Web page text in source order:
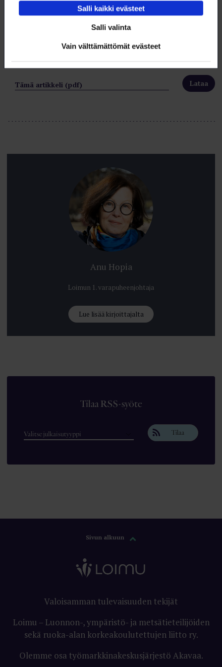
Salli kaikki evästeet
Salli valinta
Vain välttämättömät evästeet
Tämä artikkeli (pdf)
Anu Hopia
Loimun 1. varapuheenjohtaja
Lue lisää kirjoittajalta
Tilaa RSS-syöte
Tilaa
Sivun alkuun
Valoisamman tulevaisuuden tekijät
Loimu – Luonnon-, ympäristö- ja metsätieteilijöiden
sekä ruoka-alan korkeakoulutettujen liitto ry.
Olemme osa työmarkkinakeskusjärjestö Akavaa.